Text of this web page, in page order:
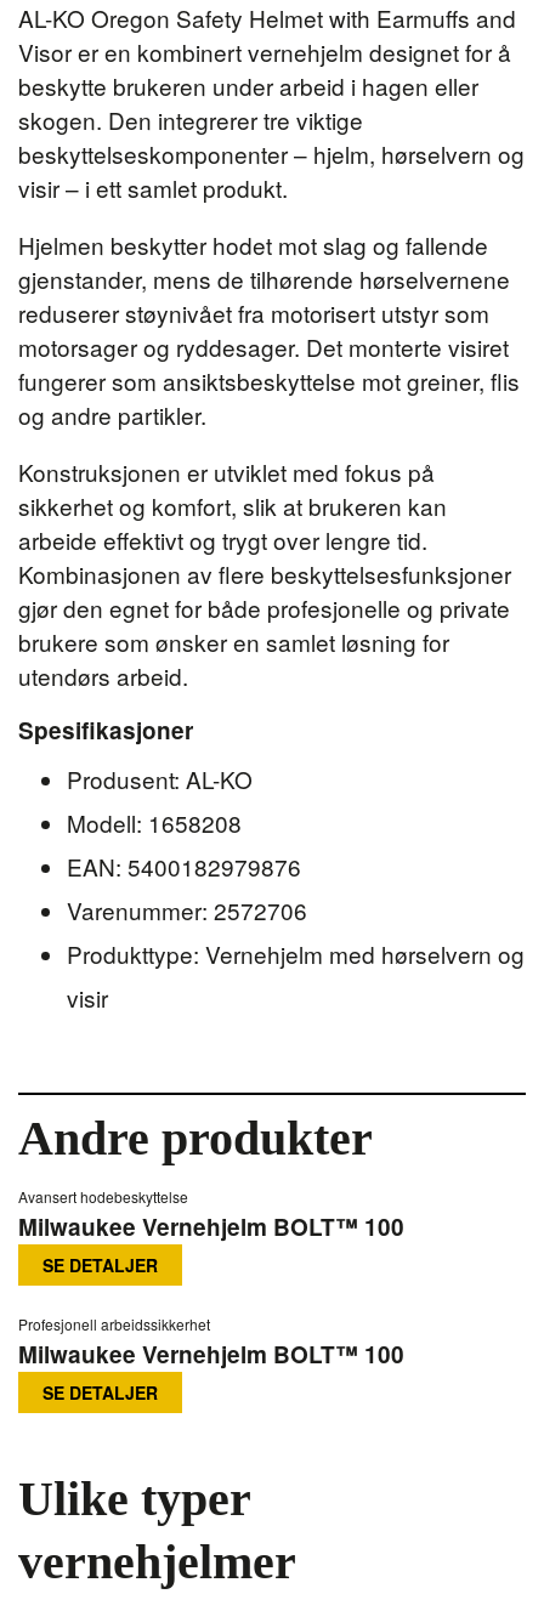
AL-KO Oregon Safety Helmet with Earmuffs and
Visor er en kombinert vernehjelm designet for å
beskytte brukeren under arbeid i hagen eller
skogen. Den integrerer tre viktige
beskyttelseskomponenter – hjelm, hørselvern og
visir – i ett samlet produkt.
Hjelmen beskytter hodet mot slag og fallende
gjenstander, mens de tilhørende hørselvernene
reduserer støynivået fra motorisert utstyr som
motorsager og ryddesager. Det monterte visiret
fungerer som ansiktsbeskyttelse mot greiner, flis
og andre partikler.
Konstruksjonen er utviklet med fokus på
sikkerhet og komfort, slik at brukeren kan
arbeide effektivt og trygt over lengre tid.
Kombinasjonen av flere beskyttelsesfunksjoner
gjør den egnet for både profesjonelle og private
brukere som ønsker en samlet løsning for
utendørs arbeid.
Spesifikasjoner
Produsent: AL-KO
Modell: 1658208
EAN: 5400182979876
Varenummer: 2572706
Produkttype: Vernehjelm med hørselvern og
visir
Andre produkter
Avansert hodebeskyttelse
Milwaukee Vernehjelm BOLT™ 100
SE DETALJER
Profesjonell arbeidssikkerhet
Milwaukee Vernehjelm BOLT™ 100
SE DETALJER
Ulike typer
vernehjelmer